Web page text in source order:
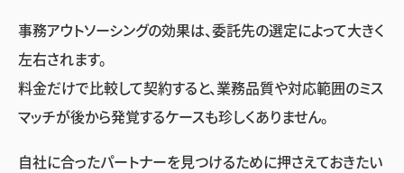
事務アウトソーシングの効果は、委託先の選定によって大きく
左右されます。
料金だけで比較して契約すると、業務品質や対応範囲のミス
マッチが後から発覚するケースも珍しくありません。
自社に合ったパートナーを見つけるために押さえておきたい